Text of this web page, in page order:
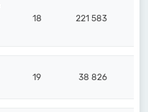
18 221 583
19 38 826